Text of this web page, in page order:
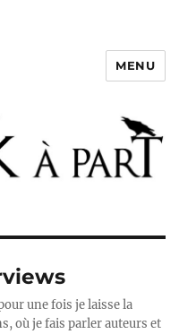
MENU
une fois je laisse la
où je fais parler auteurs et